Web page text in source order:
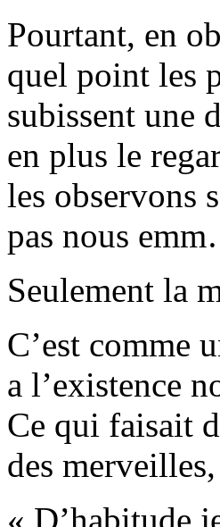
Pourtant, en
quel point les
subissent une
en plus le
les observons
pas nous
Seulement la
C’est comme
a l’existence
Ce qui faisait
des
« D’habitude